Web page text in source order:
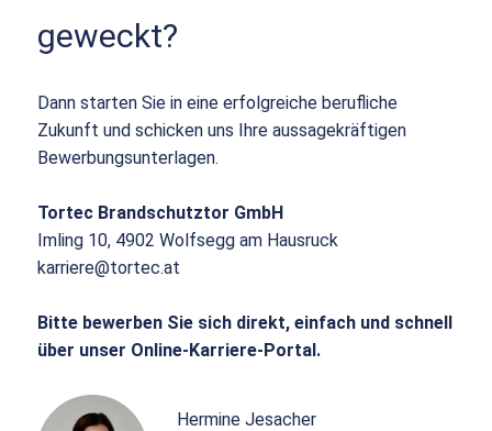
geweckt?
Dann starten Sie in eine erfolgreiche berufliche
Zukunft und schicken uns Ihre aussagekräftigen
Bewerbungsunterlagen.
Tortec Brandschutztor GmbH
Imling 10, 4902 Wolfsegg am Hausruck
karriere@tortec.at
Bitte bewerben Sie sich direkt, einfach und schnell
über unser Online-Karriere-Portal.
Hermine Jesacher